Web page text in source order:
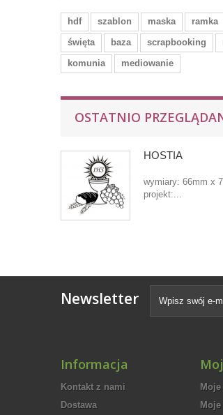
hdf szablon maska
ramka
święta
baza scrapbooking
komunia
mediowanie
OSTATNIO
HOSTIA
wymiary: 66mm x
projekt:...
Newsletter
Informacja
Kontakt z nami
Dostawa